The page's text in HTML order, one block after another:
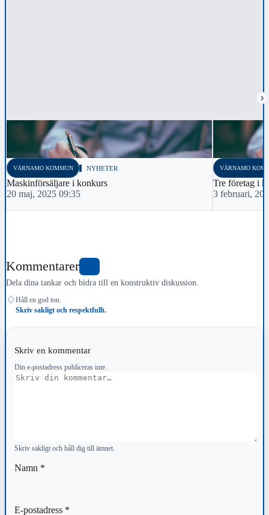
›
VÄRNAMO KOMMUN NYHETER
Maskinförsäljare i konkurs
20 maj, 2025 09:35
VÄRNAMO
Tre företag i
3 februari,
Kommentarer
Dela dina tankar och bidra till en konstruktiv diskussion.
♢ Håll en god ton.
Skriv sakligt och respektfullt.
Skriv en kommentar
Din e-postadress publiceras inte.
Kommentar
Skriv sakligt och håll dig till ämnet.
Namn *
E-postadress *